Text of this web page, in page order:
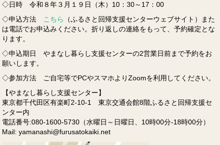
◇日時 令和８年３月１９日（木）10：30～17：00
◇申込方法 こちら
（ふるさと回帰支援センターウェブサイト）また
は電話でお申込みください。折り返しの連絡をもって、予約確定とな
ります。
◇申込期日 やまなし暮らし支援センターの2営業日前まで予約をお
願いします。
◇参加方法 ご自宅等でPCやスマホよりZoomを利用してください。
【やまなし暮らし支援センター】
東京都千代田区有楽町2-10-1 東京交通会館8階ふるさと回帰支援セ
ンター内
電話番号:080-1600-5730（水曜日～日曜日、10時00分-18時00分）
Mail: yamanashi@furusatokaiki.net